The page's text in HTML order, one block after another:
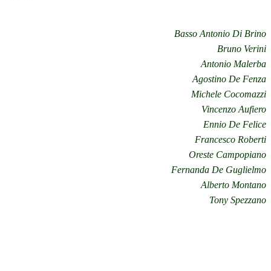
Basso Antonio Di Brino
Bruno Verini
Antonio Malerba
Agostino De Fenza
Michele Cocomazzi
Vincenzo Aufiero
Ennio De Felice
Francesco Roberti
Oreste Campopiano
Fernanda De Guglielmo
Alberto Montano
Tony Spezzano